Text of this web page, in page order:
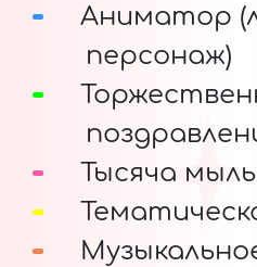
Аниматор
персонаж)
Тысяча